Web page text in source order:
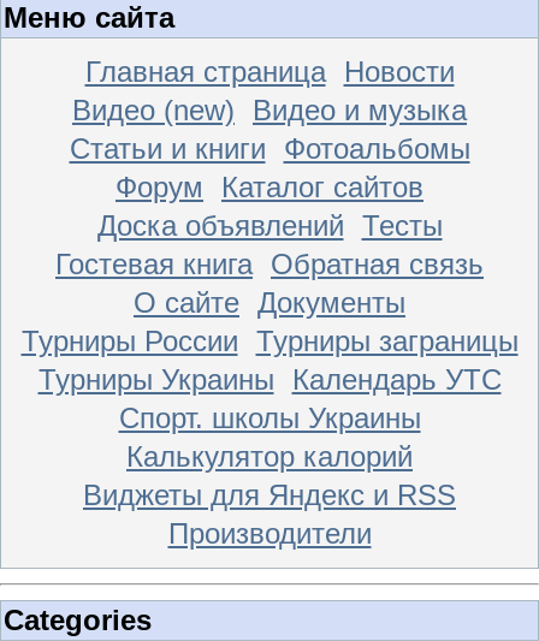
Меню сайта
Главная страница
Новости
Видео (new)
Видео и музыка
Статьи и книги
Фотоальбомы
Форум
Каталог сайтов
Доска объявлений Тесты
Гостевая книга Обратная связь
О сайте Документы
Турниры России Турниры заграницы
Турниры Украины
Календарь УТС
Спорт. школы Украины
Калькулятор калорий
Виджеты для Яндекс и RSS
Производители
Categories